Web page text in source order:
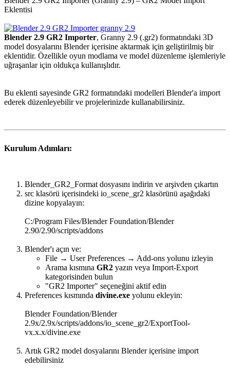
Eklentisi
Blender 2.9 GR2 Importer, Granny 2.9 (.gr2) formatındaki 3D
model dosyalarını Blender içerisine aktarmak için geliştirilmiş bir
eklentidir. Özellikle oyun modlama ve model düzenleme işlemleriyle
uğraşanlar için oldukça kullanışlıdır.
Bu eklenti sayesinde GR2 formatındaki modelleri Blender'a import
ederek düzenleyebilir ve projelerinizde kullanabilirsiniz.
Kurulum Adımları:
Blender_GR2_Format dosyasını indirin ve arşivden çıkartın
src klasörü içerisindeki io_scene_gr2 klasörünü aşağıdaki
dizine kopyalayın:
C:/Program Files/Blender Foundation/Blender
2.90/2.90/scripts/addons
Blender'ı açın ve:
File → User Preferences → Add-ons yolunu izleyin
Arama kısmına GR2 yazın veya Import-Export
kategorisinden bulun
"GR2 Importer" seçeneğini aktif edin
Preferences kısmında divine.exe yolunu ekleyin:
Blender Foundation/Blender
2.9x/2.9x/scripts/addons/io_scene_gr2/ExportTool-
vx.x.x/divine.exe
Artık GR2 model dosyalarını Blender içerisine import
edebilirsiniz